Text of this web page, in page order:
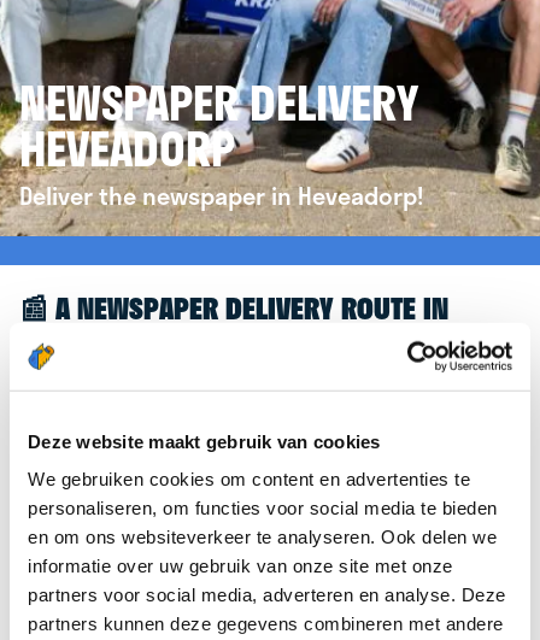
Deze website maakt gebruik van cookies
We gebruiken cookies om content en advertenties te
personaliseren, om functies voor social media te bieden
en om ons websiteverkeer te analyseren. Ook delen we
informatie over uw gebruik van onze site met onze
partners voor social media, adverteren en analyse. Deze
partners kunnen deze gegevens combineren met andere
NEWSPAPER DELIVERY
HEVEADORP
Deliver the newspaper in Heveadorp!
📰 A NEWSPAPER DELIVERY ROUTE IN
HEVEADORP
Great to see you're interested in a newspaper
we’d like to refer you to thekrantenbezorgen.nl
website. There, you can easily sign up to deliver
newspapers in Heveadorp.
We hope you can get started soon and wish you
the best of luck! 🚴‍♂️💨